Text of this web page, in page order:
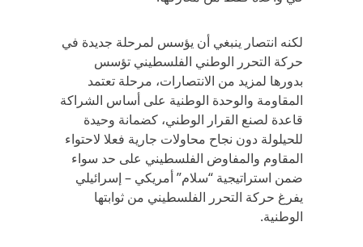
لكنه انتصار ينبغي أن يؤسس لمرحلة جديدة في
حركة التحرر الوطني الفلسطيني تؤسس
بدورها لمزيد من الانتصارات، مرحلة تعتمد
المقاومة والوحدة الوطنية على أساس الشراكة
قاعدة لصنع القرار الوطني، كضمانة وحيدة
للحيلولة دون نجاح محاولات جارية فعلا لاحتواء
المقاوم والمفاوض الفلسطيني على حد سواء
ضمن استراتيجية “سلام” أمريكي – إسرائيلي
يفرغ حركة التحرر الفلسطيني من ثوابتها
الوطنية.